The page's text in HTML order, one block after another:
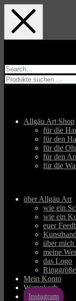
Skip
main
navigation
Skip
main
content
Skip
footer
Suchen
nach:
Allgäu Art Shop
für die
für den
für die
für den
für die
über Allgäu Art
wie ein
wie ein
euer
über
meine
das Logo
Mein Konto
Warenkorb
Instagram